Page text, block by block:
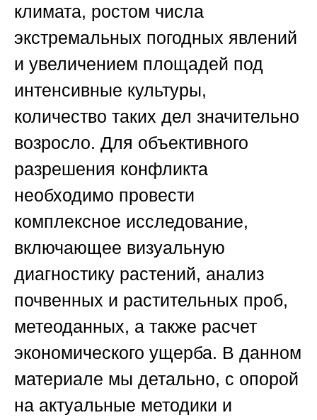
климата, ростом числа
экстремальных погодных явлений
и увеличением площадей под
интенсивные культуры,
количество таких дел значительно
возросло. Для объективного
разрешения конфликта
необходимо провести
комплексное исследование,
включающее визуальную
диагностику растений, анализ
почвенных и растительных проб,
метеоданных, а также расчет
экономического ущерба. В данном
материале мы детально, с опорой
на актуальные методики и